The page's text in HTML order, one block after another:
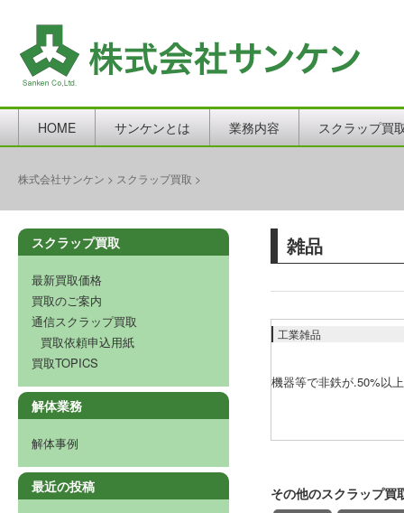
HOME サンケンとは 業務内容 スクラップ買
株式会社サンケン > スクラップ買取 >
雑品
工業雑品
機器等で非鉄が.50%以
その他のスクラップ買
スクラップ買取
最新買取価格
買取のご案内
通信スクラップ買取
買取依頼申込用紙
買取TOPICS
解体業務
解体事例
最近の投稿